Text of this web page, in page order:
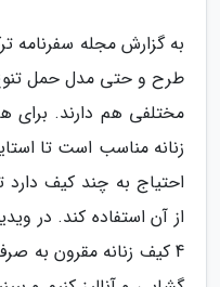
به گزارش مجله سفرنامه
طرح و حتی مدل حمل
مختلفی هم دارند.
زنانه مناسب است تا
احتیاج به چند کیف دارد
از آن استفاده کند. در
4 کیف زنانه مقرون به